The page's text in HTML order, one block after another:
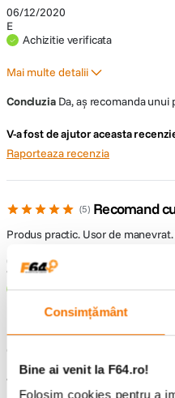
Consimțământ
Bine ai venit la F64.ro!
Folosim cookies pentru a
06/12/2020
E
Achizitie verificata
Mai multe detalii
Pro
Contra
Nu are
A fost un cadou? No
ConcluziaDa, aș recomanda unui
V-a fost de ajutor aceasta
Raporteaza recenzia
5 Recomand
02/12/2020
Veronica
Achizitie verificata
Produs practic. Usor de
Mai multe detalii
Concluzia
V-a fost de ajutor aceasta